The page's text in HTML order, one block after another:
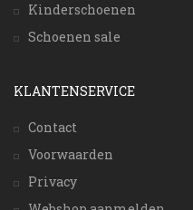
Kinderschoenen
Schoenen sale
KLANTENSERVICE
Contact
Voorwaarden
Privacy